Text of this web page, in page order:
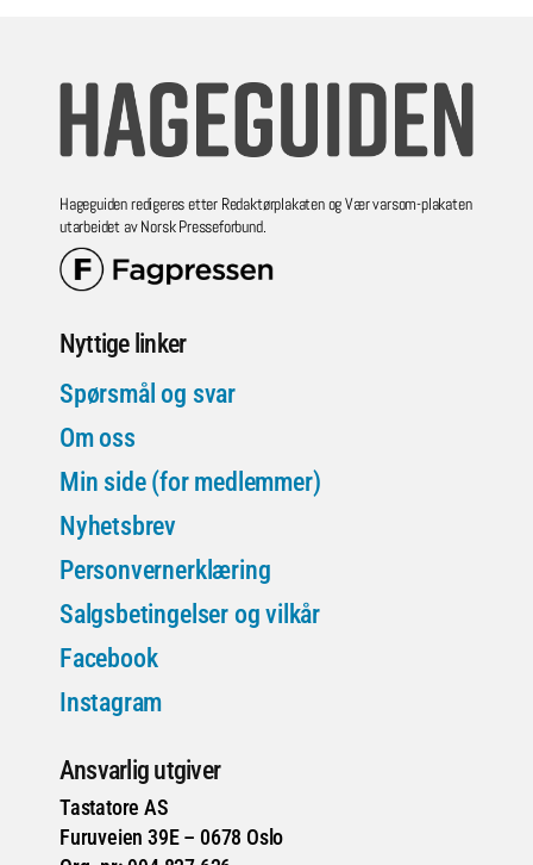
Hageguiden redigeres etter Redaktørplakaten og Vær varsom-plakaten
utarbeidet av Norsk Presseforbund.
Nyttige linker
Spørsmål og svar
Om oss
Min side (for medlemmer)
Nyhetsbrev
Personvernerklæring
Salgsbetingelser og vilkår
Facebook
Instagram
Ansvarlig utgiver
Tastatore AS
Furuveien 39E – 0678 Oslo